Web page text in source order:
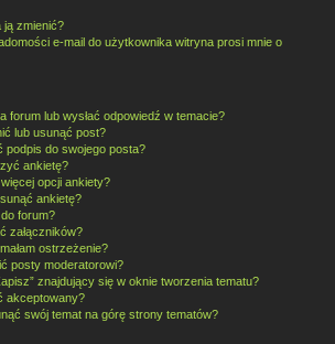
ją zmienić?
e-mail do użytkownika witryna prosi mnie o
forum lub wysłać odpowiedź w temacie?
lub usunąć post?
podpis do swojego posta?
ankietę?
opcji ankiety?
ankietę?
forum?
załączników?
ostrzeżenie?
posty moderatorowi?
znajdujący się w oknie tworzenia tematu?
akceptowany?
swój temat na górę strony tematów?